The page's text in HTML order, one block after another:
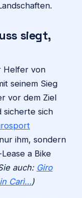
siegt,
Helfer von
seinem Sieg
vor dem Ziel
sicherte sich
ihm, sondern
a Bike
auch: Giro
Carì…)